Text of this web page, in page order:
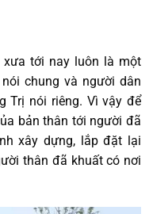
tới nay luôn là một
chung và người dân
Trị nói riêng. Vì vậy để
bản thân tới người đã
xây dựng, lắp đặt lại
thân đã khuất có nơi